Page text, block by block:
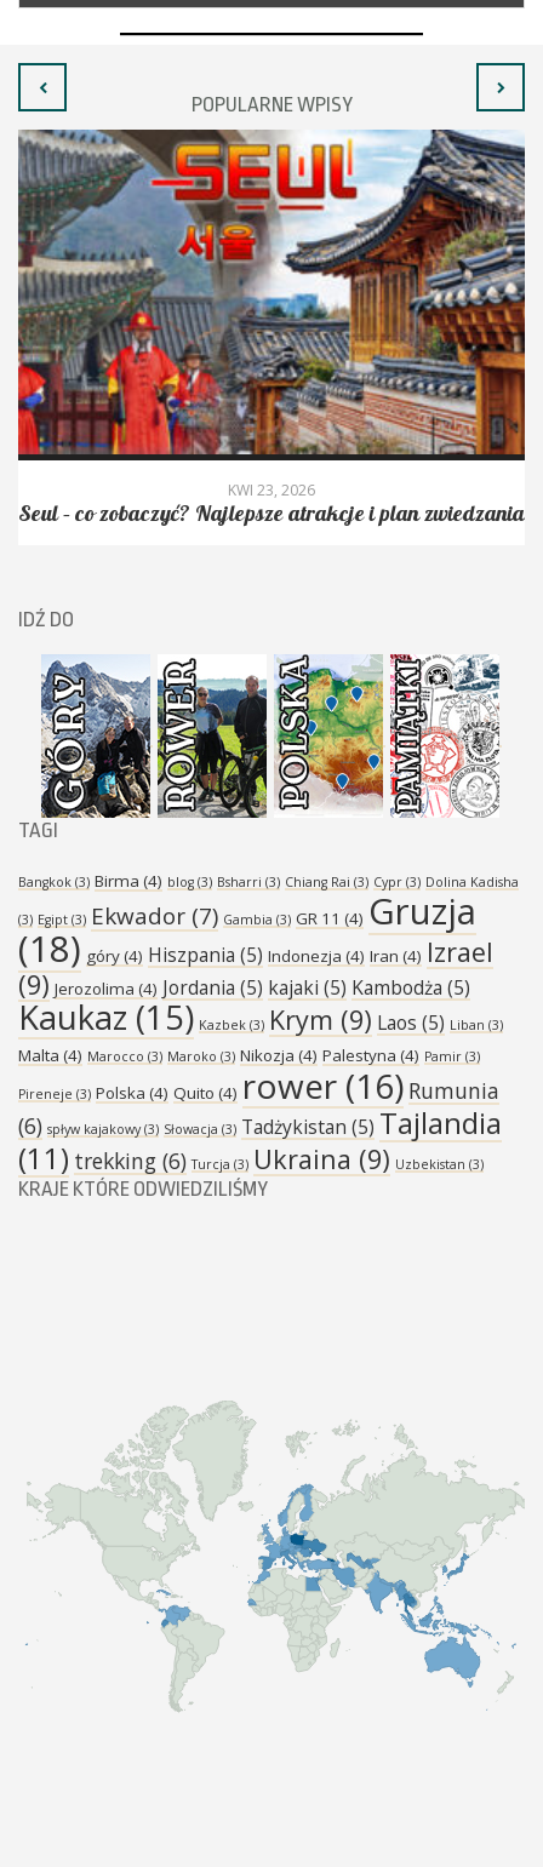
POPULARNE WPISY
KWI 23, 2026
Seul – co zobaczyć? Najlepsze atrakcje i plan zwiedzania
IDŹ DO
TAGI
Bangkok (3) Birma (4) blog (3) Bsharri (3) Chiang Rai (3) Cypr (3) Dolina Kadisha
(3) Egipt (3) Ekwador (7) Gambia (3) GR 11 (4) Gruzja
(18) góry(4) Hiszpania (5) Indonezja (4) Iran (4) Izrael
(9) Jerozolima (4) Jordania (5) kajaki (5) Kambodża (5)
Kaukaz (15) Kazbek (3) Krym (9) Laos (5) Liban (3)
Malta (4) Marocco (3) Maroko (3) Nikozja (4) Palestyna (4) Pamir (3)
Pireneje (3) Polska (4) Quito (4) rower (16) Rumunia
(6) spływ kajakowy(3) Słowacja (3) Tadżykistan (5) Tajlandia
(11) trekking (6) Turcja (3) Ukraina (9) Uzbekistan (3)
KRAJE KTÓRE ODWIEDZILIŚMY